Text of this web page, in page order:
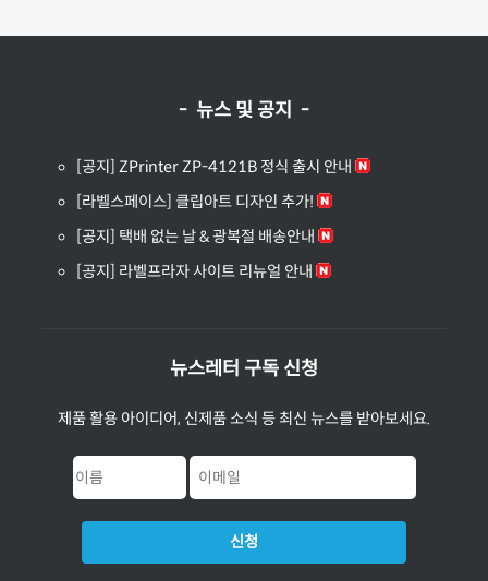
- 뉴스 및 공지 -
[공지] ZPrinter ZP-4121B 정식 출시 안내
[라벨스페이스] 클립아트 디자인 추가!
[공지] 택배 없는 날 & 광복절 배송안내
[공지] 라벨프라자 사이트 리뉴얼 안내
뉴스레터 구독 신청
제품 활용 아이디어, 신제품 소식 등 최신 뉴스를 받아보세요.
신청